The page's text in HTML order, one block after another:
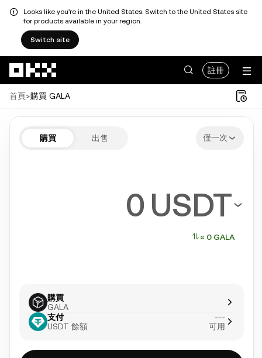
Looks like you're in the United States. Switch to the United States site
for products available in your region.
Switch site
註冊
首頁>購買 GALA
購買 出售 僅一次
USDT
≈ 0 GALA
購買
GALA
支付
USDT 餘額
---
可用